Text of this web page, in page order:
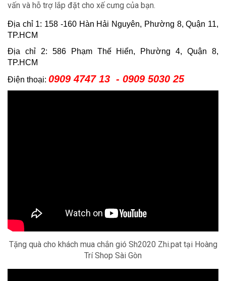
vấn và hỗ trợ lắp đặt cho xế cưng của bạn.
Địa chỉ 1: 158 -160 Hàn Hải Nguyên, Phường 8, Quận 11,
TP.HCM
Địa chỉ 2: 586 Phạm Thế Hiển, Phường 4, Quận 8,
TP.HCM
Điện thoại: 0909 4747 13 - 0909 5030 25
Tặng quà cho khách mua chắn gió Sh2020 Zhi.pat tại Hoàng
Trí Shop Sài Gòn